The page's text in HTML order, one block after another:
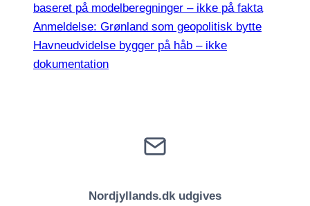
baseret på modelberegninger – ikke på fakta
Anmeldelse: Grønland som geopolitisk bytte
Havneudvidelse bygger på håb – ikke
dokumentation
Nordjyllands.dk udgives